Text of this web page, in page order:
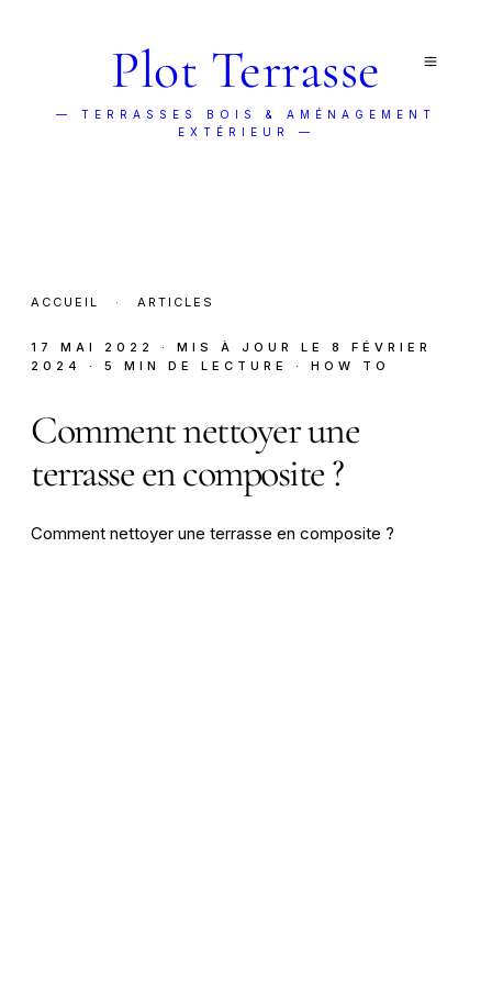
Plot Terrasse
— TERRASSES BOIS & AMÉNAGEMENT
EXTÉRIEUR —
ACCUEIL · ARTICLES
17 MAI 2022 · MIS À JOUR LE 8 FÉVRIER
2024
· 5 MIN DE LECTURE · HOW TO
Comment nettoyer une
terrasse en composite ?
Comment nettoyer une terrasse en composite ?